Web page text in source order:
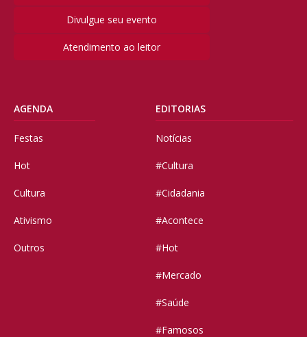
Divulgue seu evento
Atendimento ao leitor
AGENDA
Festas
Hot
Cultura
Ativismo
Outros
EDITORIAS
Notícias
#Cultura
#Cidadania
#Acontece
#Hot
#Mercado
#Saúde
#Famosos